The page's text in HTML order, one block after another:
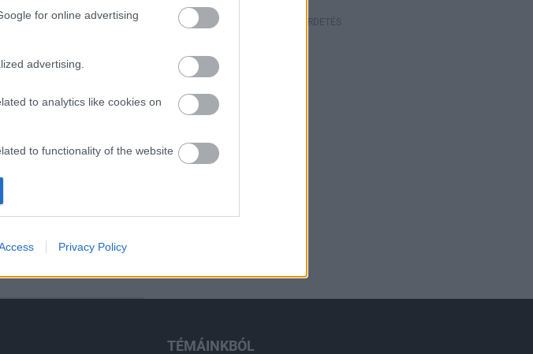
for online advertising
advertising.
to analytics like cookies on
to functionality of the website
to personalization.
to security, including
and other user protection.
Privacy Policy
Ferenc repülőtér
fejlesztése
víziközművekről?
évszázados
HIRDETÉS
TÉMÁINKBÓL